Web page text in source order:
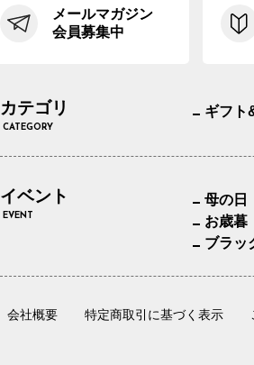
メールマガジン
会員募集中
カテゴリ
CATEGORY
ギフト
イベント
EVENT
母の日
お歳暮
ブラッ
会社概要 特定商取引に基づく表示